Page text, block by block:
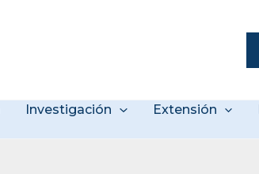
Investigación Extensión